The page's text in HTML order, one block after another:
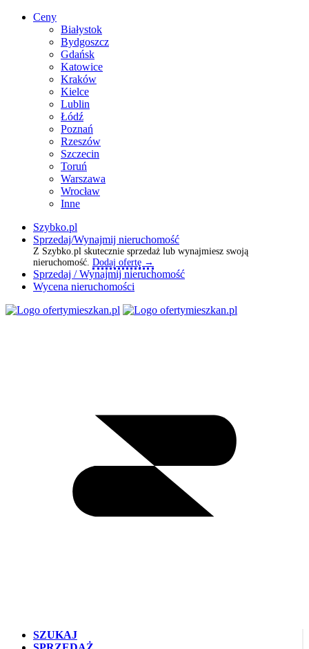
Ceny
Białystok
Bydgoszcz
Gdańsk
Katowice
Kraków
Kielce
Lublin
Łódź
Poznań
Rzeszów
Szczecin
Toruń
Warszawa
Wrocław
Inne
Szybko.pl
Sprzedaj/Wynajmij nieruchomość
Z Szybko.pl skutecznie sprzedaż lub wynajmiesz swoją
nieruchomość. Dodaj ofertę →
Sprzedaj / Wynajmij nieruchomość
Wycena nieruchomości
SZUKAJ